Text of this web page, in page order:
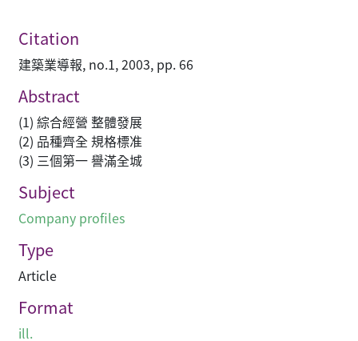
Citation
建築業導報, no.1, 2003, pp. 66
Abstract
(1) 綜合經營 整體發展
(2) 品種齊全 規格標准
(3) 三個第一 譽滿全城
Subject
Company profiles
Type
Article
Format
ill.